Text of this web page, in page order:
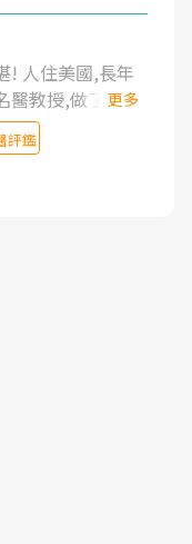
! 人住美國,長年
醫教授,做了各種
理徒手治療都
果有限,只是壓
響生活品質.
頸頭症候群專
更多
評鑑